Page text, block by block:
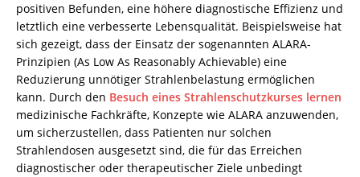
positiven Befunden, eine höhere diagnostische Effizienz und
letztlich eine verbesserte Lebensqualität. Beispielsweise hat
sich gezeigt, dass der Einsatz der sogenannten ALARA-
Prinzipien (As Low As Reasonably Achievable) eine
Reduzierung unnötiger Strahlenbelastung ermöglichen
kann. Durch den Besuch eines Strahlenschutzkurses lernen
medizinische Fachkräfte, Konzepte wie ALARA anzuwenden,
um sicherzustellen, dass Patienten nur solchen
Strahlendosen ausgesetzt sind, die für das Erreichen
diagnostischer oder therapeutischer Ziele unbedingt